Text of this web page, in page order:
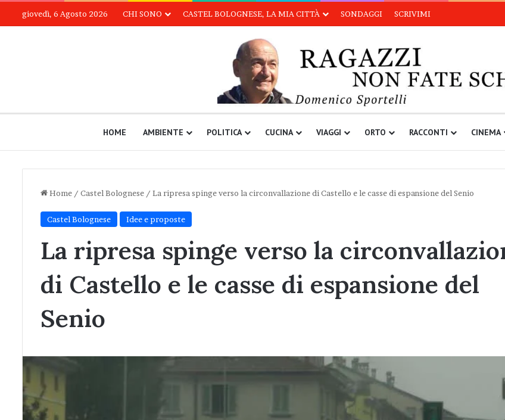
giovedì, 6 Agosto 2026 CHI SONO CASTEL BOLOGNESE, LA MIA CITTÀ SONDAGGI SCRIVIMI
HOME AMBIENTE POLITICA CUCINA VIAGGI ORTO RACCONTI CINEMA
Home / Castel Bolognese / La ripresa spinge verso la circonvallazione di Castello e le casse di espansione del Senio
Castel Bolognese Idee e proposte
La ripresa spinge verso la
di Castello e le casse di espansione del
Senio